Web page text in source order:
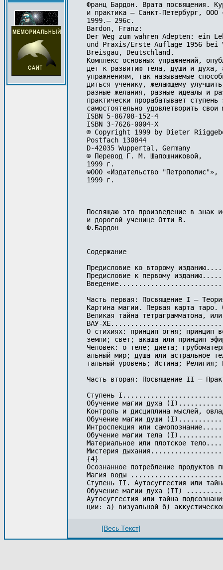
Франц Бардон. Врата посвящения.
и практика — Санкт-Петербург, ООО
1999.— 296с.
Bardon, Franz:
Der Weg zum wahren Adepten: ein
und Praxis/Erste Auflage 1956 bei
Breisgau, Deutschland.
Комплекс основных упражнений,
дет к развитию тела, души и духа,
упражнениям, так называемые
диться ученику, желающему
разные желания, разные идеалы и
практически прорабатывает
самостоятельно удовлетворить
ISBN 5-86708-152-4
ISBN 3-7626-0004-Х
© Copyright 1999 by Dieter
Postfach 130844
D-42035 Wuppertal, Germany
© Перевод Г. М. Шапошниковой,
1999 г.
©ООО «Издательство "Петрополис"»,
1999 г.
Посвящаю это произведение в знак
и дорогой ученице Oтти В.
Ф.Бардон
Содержание
Предисловие ко второму
Предисловие к первому
Часть первая: Посвящение I —
Картина магии. Первая карта
Великая тайна тетраграмматона,
ВАУ-
О стихиях: принцип огня; принцип
земли; свет; акаша или принцип
Человек: о теле; диета;
альный мир; душа или астральное
тальный уровень; Истина;
Часть вторая: Посвящение II —
Ступень
Обучение магии духа
Контроль и дисциплина
Обучение магии души
Интроспекция или
Обучение магии тела
Материальное или
Мистерия
{4}
Осознанное потребление
Магия воды
Ступень II. Аутосуггестия
Обучение магии духа (II)
Аутосуггестия или тайна
[Весь Текст]